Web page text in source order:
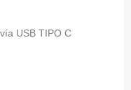
USB TIPO C